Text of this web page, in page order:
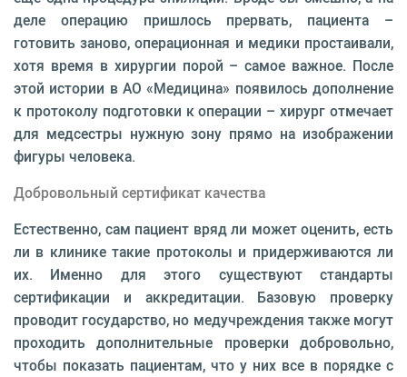
деле операцию пришлось прервать, пациента –
готовить заново, операционная и медики простаивали,
хотя время в хирургии порой – самое важное. После
этой истории в АО «Медицина» появилось дополнение
к протоколу подготовки к операции – хирург отмечает
для медсестры нужную зону прямо на изображении
фигуры человека.
Добровольный сертификат качества
Естественно, сам пациент вряд ли может оценить, есть
ли в клинике такие протоколы и придерживаются ли
их. Именно для этого существуют стандарты
сертификации и аккредитации. Базовую проверку
проводит государство, но медучреждения также могут
проходить дополнительные проверки добровольно,
чтобы показать пациентам, что у них все в порядке с